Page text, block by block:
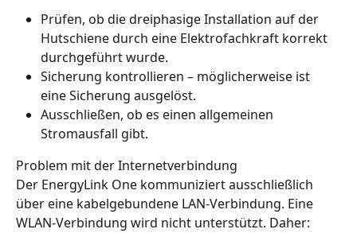
Prüfen, ob die dreiphasige Installation auf der
Hutschiene durch eine Elektrofachkraft korrekt
durchgeführt wurde.
Sicherung kontrollieren – möglicherweise ist
eine Sicherung ausgelöst.
Ausschließen, ob es einen allgemeinen
Stromausfall gibt.
Problem mit der Internetverbindung
Der EnergyLink One kommuniziert ausschließlich
über eine kabelgebundene LAN-Verbindung. Eine
WLAN-Verbindung wird nicht unterstützt. Daher: